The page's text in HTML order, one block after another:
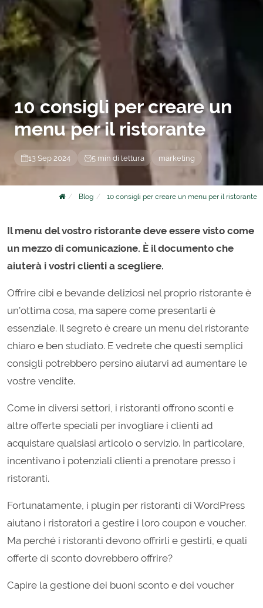
10 consigli per creare un
menu per il ristorante
13 Sep 2024 5 min di lettura marketing
Blog 10 consigli per creare un menu per il ristorante
Il menu del vostro ristorante deve essere visto come
un mezzo di comunicazione. È il documento che
aiuterà i vostri clienti a scegliere.
Offrire cibi e bevande deliziosi nel proprio ristorante è
un’ottima cosa, ma sapere come presentarli è
essenziale. Il segreto è creare un menu del ristorante
chiaro e ben studiato. E vedrete che questi semplici
consigli potrebbero persino aiutarvi ad aumentare le
vostre vendite.
Come in diversi settori, i ristoranti offrono sconti e
altre offerte speciali per invogliare i clienti ad
acquistare qualsiasi articolo o servizio. In particolare,
incentivano i potenziali clienti a prenotare presso i
ristoranti.
Fortunatamente, i plugin per ristoranti di WordPress
aiutano i ristoratori a gestire i loro coupon e voucher.
Ma perché i ristoranti devono offrirli e gestirli, e quali
offerte di sconto dovrebbero offrire?
Capire la gestione dei buoni sconto e dei voucher